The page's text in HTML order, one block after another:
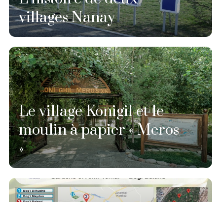
villages Nanay
Le village Konigil et le
moulin à papier « Meros
»